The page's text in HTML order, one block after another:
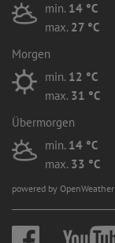
min. 14 °C
max. 27 °C
Morgen
min. 12 °C
max. 31 °C
Übermorgen
min. 14 °C
max. 33 °C
powered by OpenWeather